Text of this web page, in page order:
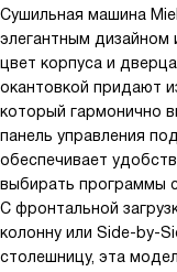
Сушильная машина
элегантным дизайном
цвет корпуса и
окантовкой придают
который гармонично
панель управления
обеспечивает
выбирать программы
С фронтальной
колонну или Side-by-
столешницу, эта